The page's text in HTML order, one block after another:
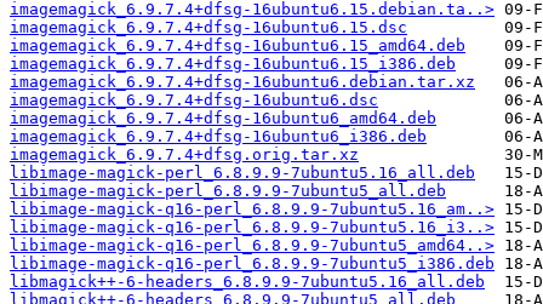
imagemagick_6.9.7.4+dfsg-16ubuntu6.15.debian.ta..>
imagemagick_6.9.7.4+dfsg-16ubuntu6.15.dsc
imagemagick_6.9.7.4+dfsg-16ubuntu6.15_amd64.deb
imagemagick_6.9.7.4+dfsg-16ubuntu6.15_i386.deb
imagemagick_6.9.7.4+dfsg-16ubuntu6.debian.tar.xz
imagemagick_6.9.7.4+dfsg-16ubuntu6.dsc
imagemagick_6.9.7.4+dfsg-16ubuntu6_amd64.deb
imagemagick_6.9.7.4+dfsg-16ubuntu6_i386.deb
imagemagick_6.9.7.4+dfsg.orig.tar.xz
libimage-magick-perl_6.8.9.9-7ubuntu5.16_all.deb
libimage-magick-perl_6.8.9.9-7ubuntu5_all.deb
libimage-magick-q16-perl_6.8.9.9-7ubuntu5.16_am..>
libimage-magick-q16-perl_6.8.9.9-7ubuntu5.16_i3..>
libimage-magick-q16-perl_6.8.9.9-7ubuntu5_amd64..>
libimage-magick-q16-perl_6.8.9.9-7ubuntu5_i386.deb
libmagick++-6-headers_6.8.9.9-7ubuntu5.16_all.deb
libmagick++-6-headers_6.8.9.9-7ubuntu5_all.deb